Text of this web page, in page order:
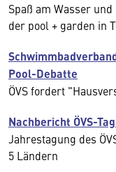
Spaß am Wasser
der pool + garden in
Pool-Debatte
ÖVS fordert
Nachbericht ÖVS-
Jahrestagung des
5 Ländern